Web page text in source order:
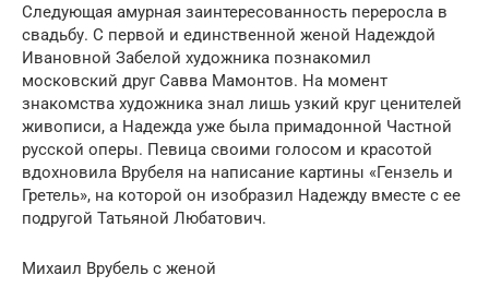
Следующая амурная заинтересованность переросла в
свадьбу. С первой и единственной женой Надеждой
Ивановной Забелой художника познакомил
московский друг Савва Мамонтов. На момент
знакомства художника знал лишь узкий круг ценителей
живописи, а Надежда уже была примадонной Частной
русской оперы. Певица своими голосом и красотой
вдохновила Врубеля на написание картины «Гензель и
Гретель», на которой он изобразил Надежду вместе с ее
подругой Татьяной Любатович.
Михаил Врубель с женой